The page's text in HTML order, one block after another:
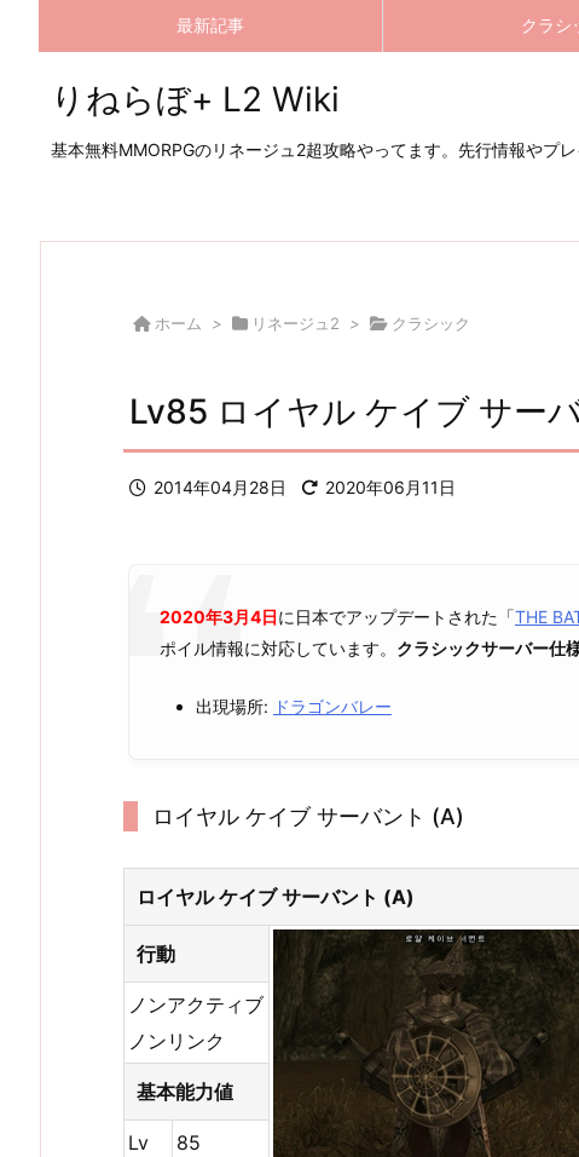
最新記事 クラシ
りねらぼ+ L2 Wiki
基本無料MMORPGのリネージュ2超攻略やってます。先行情報やプレ
ホーム > リネージュ2 > クラシック
Lv85 ロイヤル ケイブ サー
2014年04月28日 2020年06月11日
2020年3月4日に日本でアップデートされた「THE
ポイル情報に対応しています。 クラシックサーバー仕
出現場所: ドラゴンバレー
ロイヤル ケイブ サーバント (A)
ロイヤル ケイブ サーバント (A)
行動
ノンアクティブ
ノンリンク
基本能力値
Lv
85